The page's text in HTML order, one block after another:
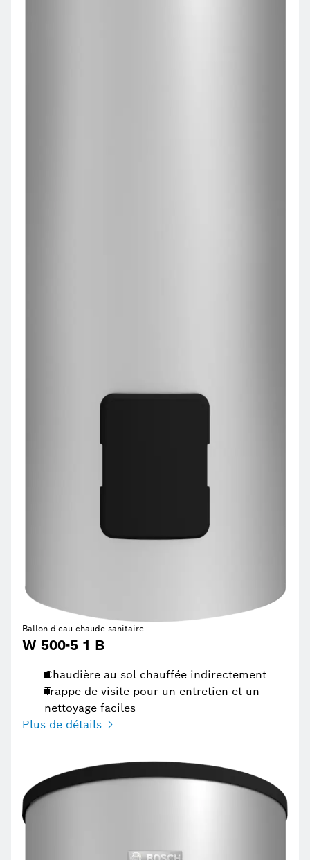
Ballon d'eau chaude sanitaire
W 500-5 1 B
Chaudière au sol chauffée indirectement
Trappe de visite pour un entretien et un
nettoyage faciles
Plus de détails